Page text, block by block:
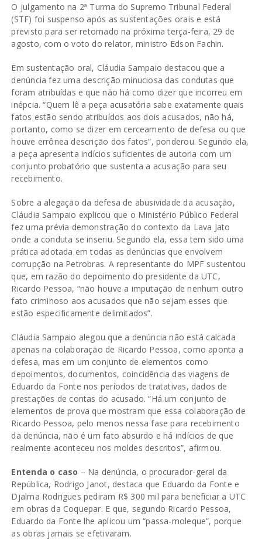
O julgamento na 2ª Turma do Supremo Tribunal Federal
(STF) foi suspenso após as sustentações orais e está
previsto para ser retomado na próxima terça-feira, 29 de
agosto, com o voto do relator, ministro Edson Fachin.
Em sustentação oral, Cláudia Sampaio destacou que a
denúncia fez uma descrição minuciosa das condutas que
foram atribuídas e que não há como dizer que incorreu em
inépcia. “Quem lê a peça acusatória sabe exatamente quais
fatos estão sendo atribuídos aos dois acusados, não há,
portanto, como se dizer em cerceamento de defesa ou que
houve errônea descrição dos fatos”, ponderou. Segundo ela,
a peça apresenta indícios suficientes de autoria com um
conjunto probatório que sustenta a acusação para seu
recebimento.
Sobre a alegação da defesa de abusividade da acusação,
Cláudia Sampaio explicou que o Ministério Público Federal
fez uma prévia demonstração do contexto da Lava Jato
onde a conduta se inseriu. Segundo ela, essa tem sido uma
prática adotada em todas as denúncias que envolvem
corrupção na Petrobras. A representante do MPF sustentou
que, em razão do depoimento do presidente da UTC,
Ricardo Pessoa, “não houve a imputação de nenhum outro
fato criminoso aos acusados que não sejam esses que
estão especificamente delimitados”.
Cláudia Sampaio alegou que a denúncia não está calcada
apenas na colaboração de Ricardo Pessoa, como aponta a
defesa, mas em um conjunto de elementos como
depoimentos, documentos, coincidência das viagens de
Eduardo da Fonte nos períodos de tratativas, dados de
prestações de contas do acusado. “Há um conjunto de
elementos de prova que mostram que essa colaboração de
Ricardo Pessoa, pelo menos nessa fase para recebimento
da denúncia, não é um fato absurdo e há indícios de que
realmente aconteceu nos moldes descritos”, afirmou.
Entenda o caso – Na denúncia, o procurador-geral da
República, Rodrigo Janot, destaca que Eduardo da Fonte e
Djalma Rodrigues pediram R$ 300 mil para beneficiar a UTC
em obras da Coquepar. E que, segundo Ricardo Pessoa,
Eduardo da Fonte lhe aplicou um “passa-moleque”, porque
as obras jamais se efetivaram.